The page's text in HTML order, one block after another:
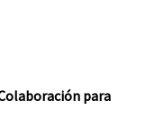
para